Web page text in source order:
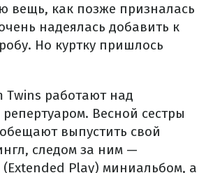
вещь, как позже призналась
надеялась добавить к
Но куртку пришлось
Twins работают над
Весной сестры
выпустить свой
следом за ним —
Play) миниальбом, а